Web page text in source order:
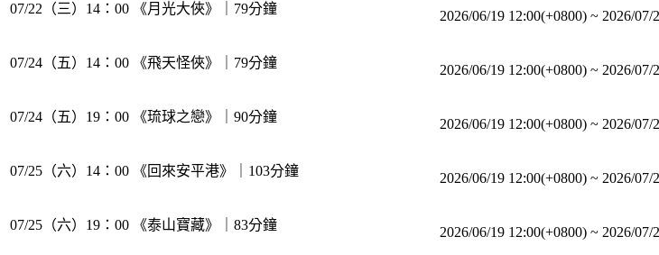
07/22（三）14：00 《月光大俠》｜79分鐘 2026/06/19 12:00(+0800) ~ 2026/07/
07/24（五）14：00 《飛天怪俠》｜79分鐘 2026/06/19 12:00(+0800) ~ 2026/07/
07/24（五）19：00 《琉球之戀》｜90分鐘 2026/06/19 12:00(+0800) ~ 2026/07/
07/25（六）14：00 《回來安平港》｜103分鐘 2026/06/19 12:00(+0800) ~ 2026/07/
07/25（六）19：00 《泰山寶藏》｜83分鐘 2026/06/19 12:00(+0800) ~ 2026/07/